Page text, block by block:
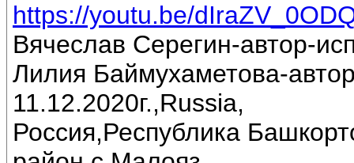
https://youtu.be/
Вячеслав Серегин-автор-
Лилия Баймухаметова-
11.12.2020г.,Russia,
Россия,Республика